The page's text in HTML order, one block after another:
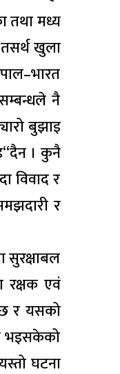
तथा मध्य
खुला
नै
बुझाइ
। कुनै
विवाद र
र
सुरक्षाबल
रक्षक एवं
र यसको
भइसकेको
घटना